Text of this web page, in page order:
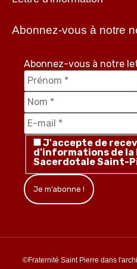
Abonnez-vous à notre
Abonnez-vous à notre
J'accepte de
d'informations de
Sacerdotale Saint-
©Fraternité Saint Pierre dans